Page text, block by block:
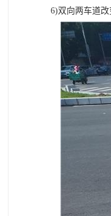
6)双向两车道